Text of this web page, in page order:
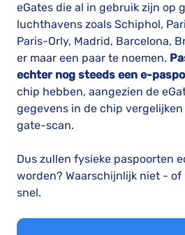
eGates die al in gebruik zijn op
luchthavens zoals Schiphol,
Paris-Orly, Madrid, Barcelona,
er maar een paar te noemen.
echter nog steeds een e-
chip hebben, aangezien de
gegevens in de chip
gate-scan.
Dus zullen fysieke paspoorten
worden? Waarschijnlijk niet -
snel.